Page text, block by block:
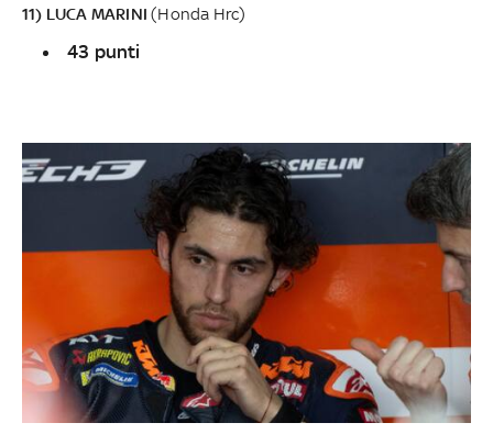
11) LUCA MARINI(Honda Hrc)
43 punti